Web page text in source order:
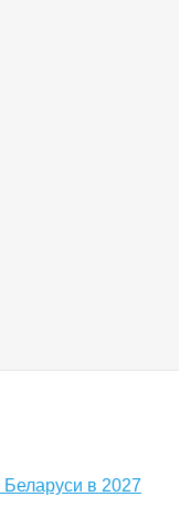
в 2027